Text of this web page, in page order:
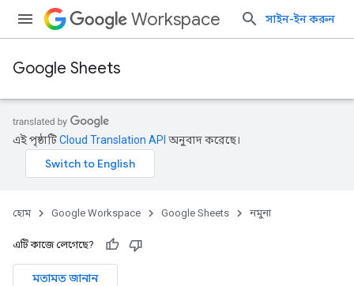
Workspace সাইন-ইন করুন
Google Sheets
এই পৃষ্ঠাটিCloud Translation API অনুবাদ করেছে।
হোম Google Workspace Google Sheets নমুনা
এটি কাজে লেগেছে?
মতামত জানান